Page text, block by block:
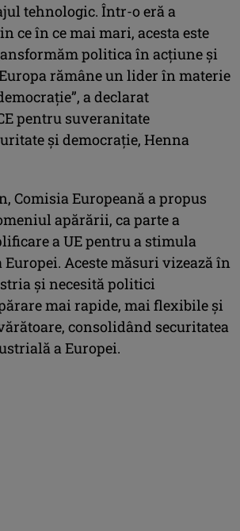
tehnologic. Într-o eră a
ce în ce mai mari, acesta este
politica în acţiune şi
rămâne un lider în materie
a declarat
pentru suveranitate
şi democraţie, Henna
Comisia Europeană a propus
apărării, ca parte a
a UE pentru a stimula
Aceste măsuri vizează în
şi necesită politici
mai rapide, mai flexibile şi
consolidând securitatea
a Europei.